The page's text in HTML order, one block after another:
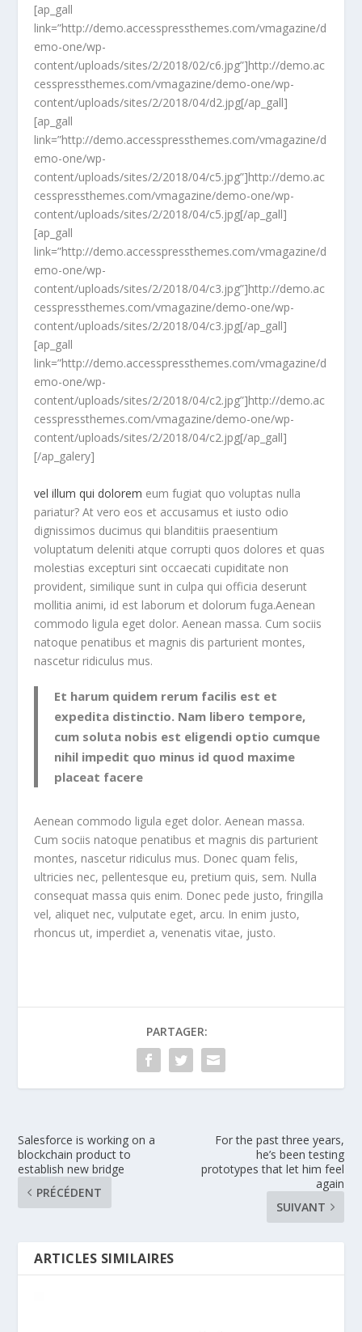
[ap_gall
link=”http://demo.accesspressthemes.com/vmagazine/d
emo-one/wp-
content/uploads/sites/2/2018/02/c6.jpg”]http://demo.ac
cesspressthemes.com/vmagazine/demo-one/wp-
content/uploads/sites/2/2018/04/d2.jpg[/ap_gall]
[ap_gall
link=”http://demo.accesspressthemes.com/vmagazine/d
emo-one/wp-
content/uploads/sites/2/2018/04/c5.jpg”]http://demo.ac
cesspressthemes.com/vmagazine/demo-one/wp-
content/uploads/sites/2/2018/04/c5.jpg[/ap_gall]
[ap_gall
link=”http://demo.accesspressthemes.com/vmagazine/d
emo-one/wp-
content/uploads/sites/2/2018/04/c3.jpg”]http://demo.ac
cesspressthemes.com/vmagazine/demo-one/wp-
content/uploads/sites/2/2018/04/c3.jpg[/ap_gall]
[ap_gall
link=”http://demo.accesspressthemes.com/vmagazine/d
emo-one/wp-
content/uploads/sites/2/2018/04/c2.jpg”]http://demo.ac
cesspressthemes.com/vmagazine/demo-one/wp-
content/uploads/sites/2/2018/04/c2.jpg[/ap_gall]
[/ap_galery]
vel illum qui dolorem eum fugiat quo voluptas nulla
pariatur? At vero eos et accusamus et iusto odio
dignissimos ducimus qui blanditiis praesentium
voluptatum deleniti atque corrupti quos dolores et quas
molestias excepturi sint occaecati cupiditate non
provident, similique sunt in culpa qui officia deserunt
mollitia animi, id est laborum et dolorum fuga.Aenean
commodo ligula eget dolor. Aenean massa. Cum sociis
natoque penatibus et magnis dis parturient montes,
nascetur ridiculus mus.
Et harum quidem rerum facilis est et
expedita distinctio. Nam libero tempore,
cum soluta nobis est eligendi optio cumque
nihil impedit quo minus id quod maxime
placeat facere
Aenean commodo ligula eget dolor. Aenean massa.
Cum sociis natoque penatibus et magnis dis parturient
montes, nascetur ridiculus mus. Donec quam felis,
ultricies nec, pellentesque eu, pretium quis, sem. Nulla
consequat massa quis enim. Donec pede justo, fringilla
vel, aliquet nec, vulputate eget, arcu. In enim justo,
rhoncus ut, imperdiet a, venenatis vitae, justo.
PARTAGER:
Salesforce is working on a
blockchain product to
establish new bridge
PRÉCÉDENT
For the past three years,
he’s been testing
prototypes that let him feel
again
SUIVANT
ARTICLES SIMILAIRES